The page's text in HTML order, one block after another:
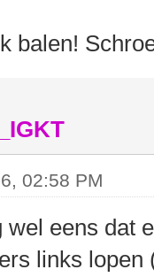
balen!
02:58 PM
wel eens dat
links